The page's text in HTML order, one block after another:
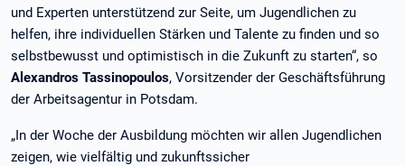
und Experten unterstützend zur Seite, um Jugendlichen zu
helfen, ihre individuellen Stärken und Talente zu finden und so
selbstbewusst und optimistisch in die Zukunft zu starten“, so
Alexandros Tassinopoulos, Vorsitzender der Geschäftsführung
der Arbeitsagentur in Potsdam.
„In der Woche der Ausbildung möchten wir allen Jugendlichen
zeigen, wie vielfältig und zukunftssicher